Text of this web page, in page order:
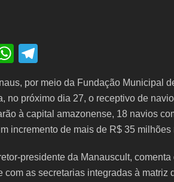
W
at
s
A
p
p
e
gr
a
m
por meio da Fundação Municipal
no próximo dia 27, o receptivo de
à capital amazonense, 18 navios
incremento de mais de R$ 35
presidente da Manauscult,
com as secretarias integradas à matriz